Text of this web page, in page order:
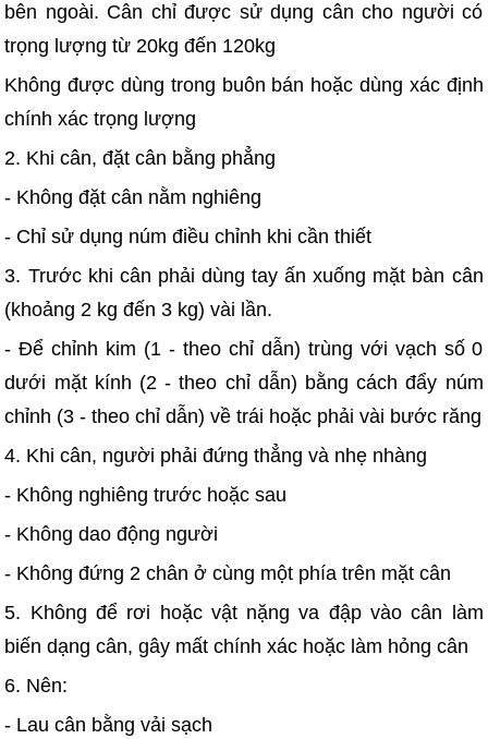
bên ngoài. Cân chỉ được sử dụng cân cho người có
trọng lượng từ 20kg đến 120kg
Không được dùng trong buôn bán hoặc dùng xác định
chính xác trọng lượng
2. Khi cân, đặt cân bằng phẳng
- Không đặt cân nằm nghiêng
- Chỉ sử dụng núm điều chỉnh khi cần thiết
3. Trước khi cân phải dùng tay ấn xuống mặt bàn cân
(khoảng 2 kg đến 3 kg) vài lần.
- Để chỉnh kim (1 - theo chỉ dẫn) trùng với vạch số 0
dưới mặt kính (2 - theo chỉ dẫn) bằng cách đẩy núm
chỉnh (3 - theo chỉ dẫn) về trái hoặc phải vài bước răng
4. Khi cân, người phải đứng thẳng và nhẹ nhàng
- Không nghiêng trước hoặc sau
- Không dao động người
- Không đứng 2 chân ở cùng một phía trên mặt cân
5. Không để rơi hoặc vật nặng va đập vào cân làm
biến dạng cân, gây mất chính xác hoặc làm hỏng cân
6. Nên:
- Lau cân bằng vải sạch